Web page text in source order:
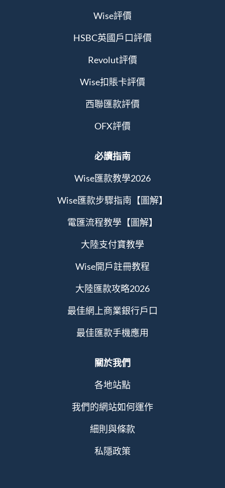
Wise評價
HSBC英國戶口評價
Revolut評價
Wise扣賬卡評價
西聯匯款評價
OFX評價
必讀指南
Wise匯款教學2026
Wise匯款步驟指南【圖解】
電匯流程教學【圖解】
大陸支付寶教學
Wise開戶註冊教程
大陸匯款攻略2026
最佳網上商業銀行戶口
最佳匯款手機應用
關於我們
各地站點
我們的網站如何運作
細則與條款
私隱政策